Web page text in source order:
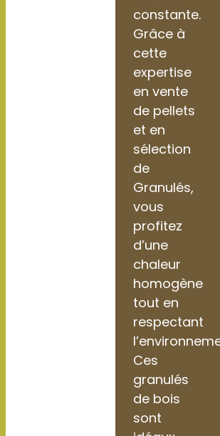
constante.
Grâce à
cette
expertise
en vente
de pellets
et en
sélection
de
Granulés,
vous
profitez
d’une
chaleur
homogène
tout en
respectant
Ces
granulés
de bois
sont